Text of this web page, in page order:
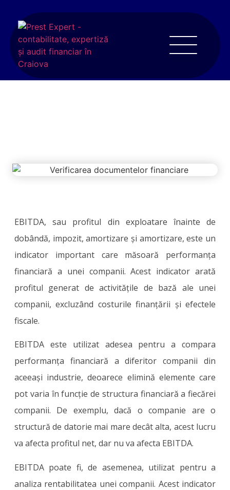
EBITDA, sau profitul din exploatare înainte de
dobândă, impozit, amortizare și amortizare, este un
indicator important care măsoară performanța
financiară a unei companii. Acest indicator arată
profitul generat de activitățile de bază ale unei
companii, excluzând costurile finanțării și efectele
fiscale.
EBITDA este utilizat adesea pentru a compara
performanța financiară a diferitor companii din
aceeași industrie, deoarece elimină elemente care
pot varia în funcție de structura financiară a fiecărei
companii. De exemplu, dacă o companie are o
structură de datorie mai mare decât alta, acest lucru
va afecta profitul net, dar nu va afecta EBITDA.
EBITDA poate fi, de asemenea, utilizat pentru a
analiza rentabilitatea unei companii. Acest indicator